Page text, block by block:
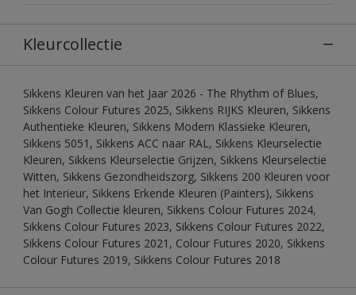
Kleurcollectie
Sikkens Kleuren van het Jaar 2026 - The Rhythm of Blues,
Sikkens Colour Futures 2025, Sikkens RIJKS Kleuren, Sikkens
Authentieke Kleuren, Sikkens Modern Klassieke Kleuren,
Sikkens 5051, Sikkens ACC naar RAL, Sikkens Kleurselectie
Kleuren, Sikkens Kleurselectie Grijzen, Sikkens Kleurselectie
Witten, Sikkens Gezondheidszorg, Sikkens 200 Kleuren voor
het Interieur, Sikkens Erkende Kleuren (Painters), Sikkens
Van Gogh Collectie kleuren, Sikkens Colour Futures 2024,
Sikkens Colour Futures 2023, Sikkens Colour Futures 2022,
Sikkens Colour Futures 2021, Colour Futures 2020, Sikkens
Colour Futures 2019, Sikkens Colour Futures 2018